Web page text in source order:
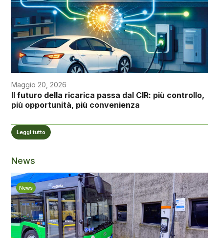
Maggio 20, 2026
Il futuro della ricarica passa dal CIR: più controllo,
più opportunità, più convenienza
Leggi tutto
News
News